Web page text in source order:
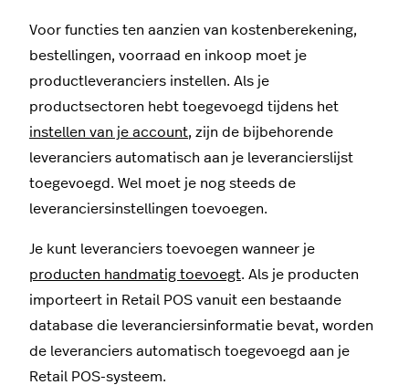
Voor functies ten aanzien van kostenberekening,
bestellingen, voorraad en inkoop moet je
productleveranciers instellen. Als je
productsectoren hebt toegevoegd tijdens het
instellen van je account, zijn de bijbehorende
leveranciers automatisch aan je leverancierslijst
toegevoegd. Wel moet je nog steeds de
leveranciersinstellingen toevoegen.
Je kunt leveranciers toevoegen wanneer je
producten handmatig toevoegt. Als je producten
importeert in Retail POS vanuit een bestaande
database die leveranciersinformatie bevat, worden
de leveranciers automatisch toegevoegd aan je
Retail POS-systeem.